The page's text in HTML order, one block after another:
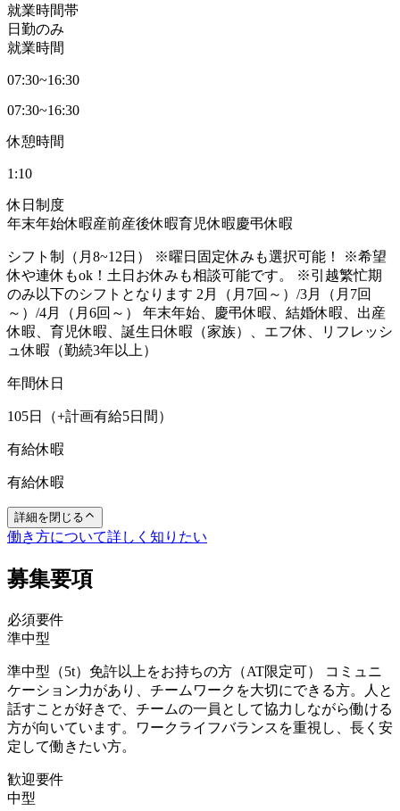
就業時間帯
日勤のみ
就業時間
07:30~16:30
07:30~16:30
休憩時間
1:10
休日制度
年末年始休暇産前産後休暇育児休暇慶弔休暇
シフト制（月8~12日） ※曜日固定休みも選択可能！ ※希望
休や連休もok！土日お休みも相談可能です。 ※引越繁忙期
のみ以下のシフトとなります 2月（月7回～）/3月（月7回
～）/4月（月6回～） 年末年始、慶弔休暇、結婚休暇、出産
休暇、育児休暇、誕生日休暇（家族）、エフ休、リフレッシ
ュ休暇（勤続3年以上）
年間休日
105日（+計画有給5日間）
有給休暇
有給休暇
詳細を閉じる
働き方について詳しく知りたい
募集要項
必須要件
準中型
準中型（5t）免許以上をお持ちの方（AT限定可） コミュニ
ケーション力があり、チームワークを大切にできる方。人と
話すことが好きで、チームの一員として協力しながら働ける
方が向いています。ワークライフバランスを重視し、長く安
定して働きたい方。
歓迎要件
中型